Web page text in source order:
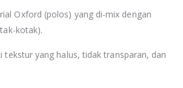
Oxford (polos) yang di-mix dengan
kotak).
tekstur yang halus, tidak transparan, dan